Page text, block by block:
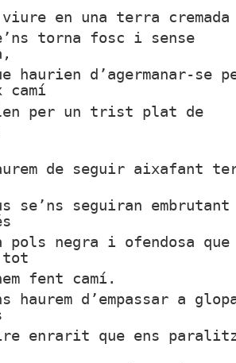
en una terra cremada
torna fosc i sense
haurien d’agermanar-se
camí
per un trist plat de
de seguir aixafant
se’ns seguiran embrutant
pols negra i ofendosa que
tot
fent camí.
haurem d’empassar a
enrarit que ens